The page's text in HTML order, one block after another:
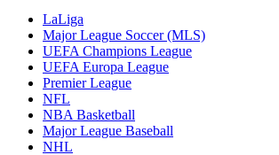
LaLiga
Major League Soccer (MLS)
UEFA Champions League
UEFA Europa League
Premier League
NFL
NBA Basketball
Major League Baseball
NHL